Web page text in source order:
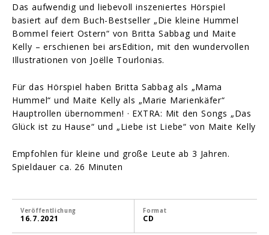
Das aufwendig und liebevoll inszeniertes Hörspiel
basiert auf dem Buch-Bestseller „Die kleine Hummel
Bommel feiert Ostern“ von Britta Sabbag und Maite
Kelly – erschienen bei arsEdition, mit den wundervollen
Illustrationen von Joëlle Tourlonias.
Für das Hörspiel haben Britta Sabbag als „Mama
Hummel“ und Maite Kelly als „Marie Marienkäfer“
Hauptrollen übernommen! · EXTRA: Mit den Songs „Das
Glück ist zu Hause“ und „Liebe ist Liebe“ von Maite Kelly
Empfohlen für kleine und große Leute ab 3 Jahren.
Spieldauer ca. 26 Minuten
Veröffentlichung
16.7.2021
Format
CD